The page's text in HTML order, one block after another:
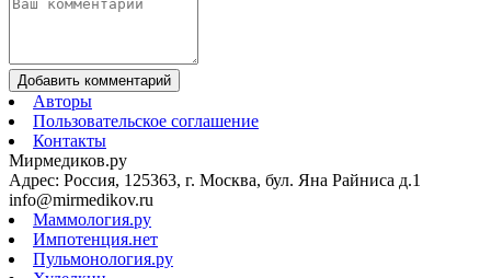
Добавить комментарий
Авторы
Пользовательское соглашение
Контакты
Мирмедиков.ру
Адрес: Россия, 125363, г. Москва, бул. Яна Райниса д.1
info@mirmedikov.ru
Маммология.ру
Импотенция.нет
Пульмонология.ру